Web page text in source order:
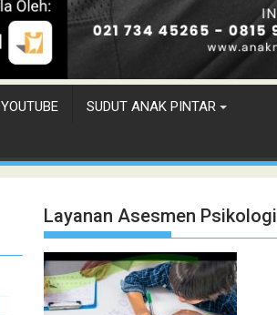
YOUTUBE SUDUT ANAK PINTAR
Layanan Asesmen Psikologi